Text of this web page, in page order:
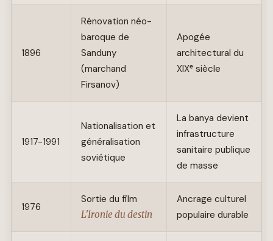
1896
Rénovation néo-
baroque de
Sanduny
(marchand
Firsanov)
Apogée
architectural du
XIXᵉ siècle
1917-1991
Nationalisation et
généralisation
soviétique
La banya devient
infrastructure
sanitaire publique
de masse
1976
Sortie du film
L'Ironie du destin
Ancrage culturel
populaire durable